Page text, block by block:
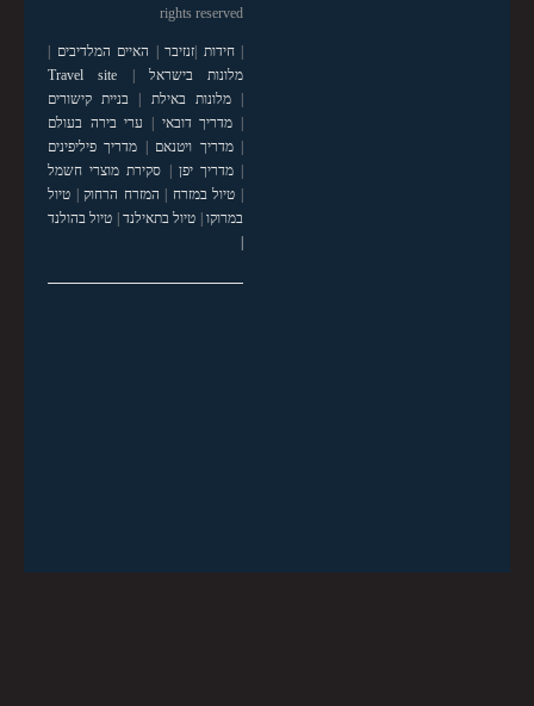
rights reserved
|חידות זנזיבר האיים המלדיבים
מלונות בישראל
Travel site
|מלונות באילת
בניית קישורים
מדריך דובאי
ערי בירה בעולם
|מדריך ויטנאם
מדריך פיליפינים
|מדריך יפן
סקירת מוצרי חשמל
טיול במזרח המזרח הרחוק| טיול
במרוקו| טיול בתאילנד| טיול בהולנד